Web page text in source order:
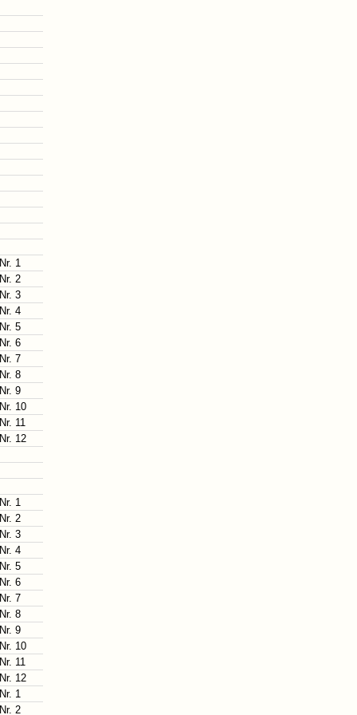
1
2
3
4
5
6
7
8
9
10
11
12
1
2
3
4
5
6
7
8
9
10
11
12
1
2